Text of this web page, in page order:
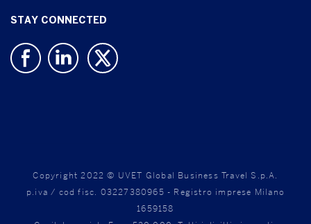
STAY CONNECTED
Copyright 2022 © UVET Global Business Travel S.p.A.
p.iva / cod fisc. 03227380965 - Registro imprese Milano
1659158